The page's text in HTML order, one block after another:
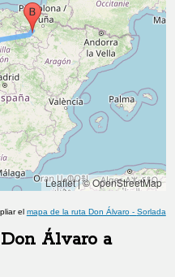
Leaflet|© OpenStreetMap
el mapa de la ruta Don Álvaro- Sorlada
Don Álvaro a